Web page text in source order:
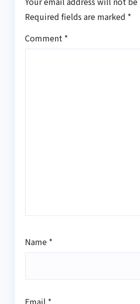
Required fields are marked *
Comment *
Name *
Email *